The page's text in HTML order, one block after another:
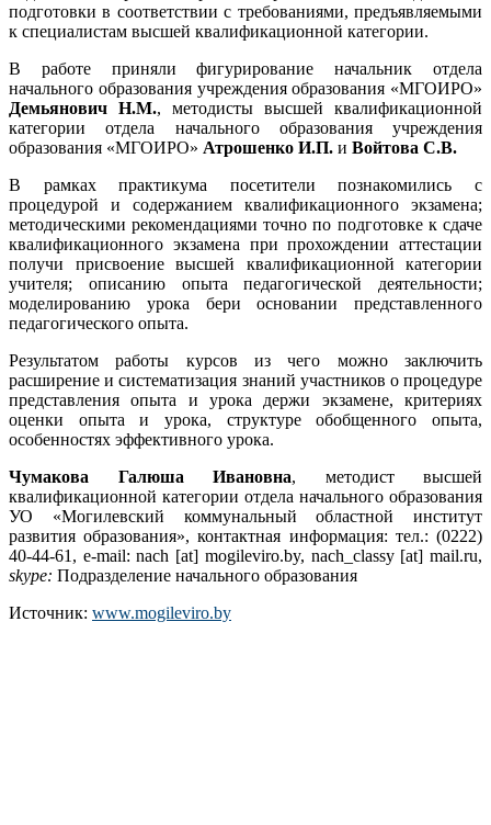
подготовки в соответствии с требованиями, предъявляемыми
к специалистам высшей квалификационной категории.
В работе приняли фигурирование начальник отдела
начального образования учреждения образования «МГОИРО»
Демьянович Н.М., методисты высшей квалификационной
категории отдела начального образования учреждения
образования «МГОИРО» Атрошенко И.П. и Войтова С.В.
В рамках практикума посетители познакомились с
процедурой и содержанием квалификационного экзамена;
методическими рекомендациями точно по подготовке к сдаче
квалификационного экзамена при прохождении аттестации
получи присвоение высшей квалификационной категории
учителя; описанию опыта педагогической деятельности;
моделированию урока бери основании представленного
педагогического опыта.
Результатом работы курсов из чего можно заключить
расширение и систематизация знаний участников о процедуре
представления опыта и урока держи экзамене, критериях
оценки опыта и урока, структуре обобщенного опыта,
особенностях эффективного урока.
Чумакова Галюша Ивановна, методист высшей
квалификационной категории отдела начального образования
УО «Могилевский коммунальный областной институт
развития образования», контактная информация: тел.: (0222)
40-44-61, e-mail: nach [at] mogileviro.by, nach_classy [at] mail.ru,
skype: Подразделение начального образования
Источник: www.mogileviro.by